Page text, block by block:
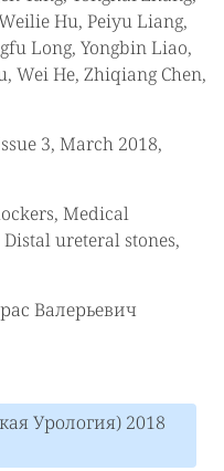
Hu, Peiyu Liang,
Long, Yongbin Liao,
Wei He, Zhiqiang Chen,
3, March 2018,
Medical
ureteral stones,
Валерьевич
Урология) 2018